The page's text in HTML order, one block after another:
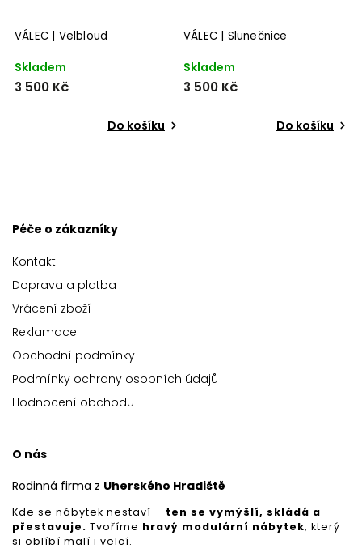
VÁLEC | Velbloud
Skladem
3 500 Kč
Do košíku
VÁLEC | Slunečnice
Skladem
3 500 Kč
Do košíku
Péče o zákazníky
Kontakt
Doprava a platba
Vrácení zboží
Reklamace
Obchodní podmínky
Podmínky ochrany osobních údajů
Hodnocení obchodu
O nás
Rodinná firma z Uherského Hradiště
Kde se nábytek nestaví – ten se vymýšlí, skládá a
přestavuje. Tvoříme hravý modulární nábytek, který
si oblíbí malí i velcí.